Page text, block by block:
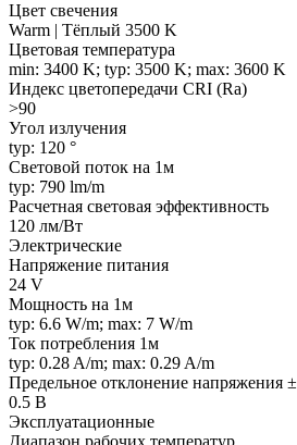
Цвет свечения
Warm | Тёплый 3500 K
Цветовая температура
min: 3400 K; typ: 3500 K; max: 3600 K
Индекс цветопередачи CRI (Ra)
>90
Угол излучения
typ: 120 °
Световой поток на 1м
typ: 790 lm/m
Расчетная световая эффективность
120 лм/Вт
Электрические
Напряжение питания
24 V
Мощность на 1м
typ: 6.6 W/m; max: 7 W/m
Ток потребления 1м
typ: 0.28 A/m; max: 0.29 A/m
Предельное отклонение напряжения ±
0.5 В
Эксплуатационные
Диапазон рабочих температур